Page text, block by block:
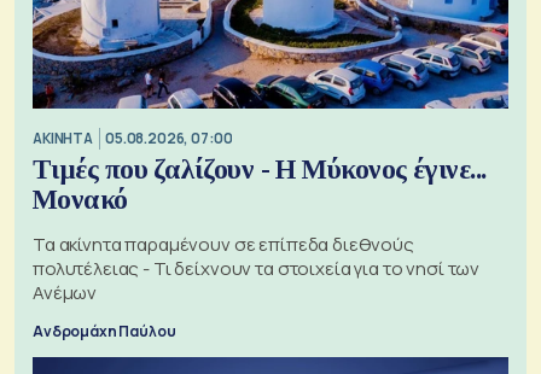
ΑΚΙΝΗΤΑ 05.08.2026, 07:00
Τιμές που ζαλίζουν - Η Μύκονος έγινε...
Μονακό
Τα ακίνητα παραμένουν σε επίπεδα διεθνούς
πολυτέλειας - Τι δείχνουν τα στοιχεία για το νησί των
Ανέμων
Ανδρομάχη Παύλου